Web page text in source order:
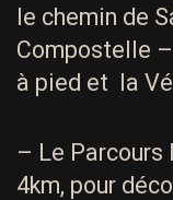
le chemin de
Compostelle
à pied et la
– Le Parcours
4km, pour